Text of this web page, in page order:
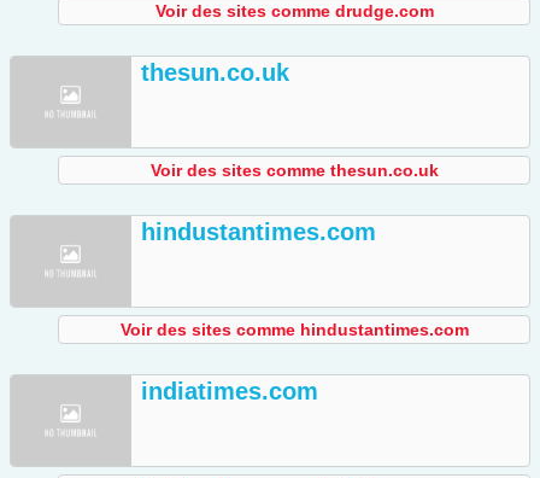
Voir des sites comme drudge.com
thesun.co.uk
Voir des sites comme thesun.co.uk
hindustantimes.com
Voir des sites comme hindustantimes.com
indiatimes.com